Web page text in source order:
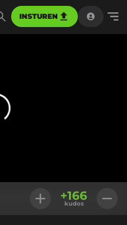
INSTUREN
+166
kudos